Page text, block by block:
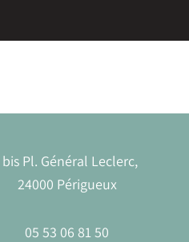
bis Pl. Général Leclerc,
24000 Périgueux
05 53 06 81 50